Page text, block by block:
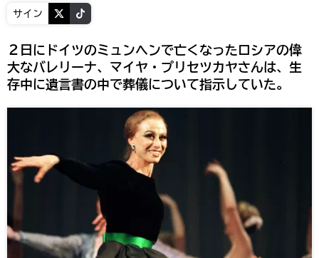
サイン
２日にドイツのミュンヘンで亡くなったロシアの偉
大なバレリーナ、マイヤ・プリセツカヤさんは、生
存中に遺言書の中で葬儀について指示していた。